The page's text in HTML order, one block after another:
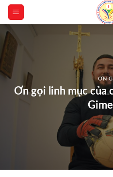
Skip
content
ƠN
Ơn gọi linh mục của